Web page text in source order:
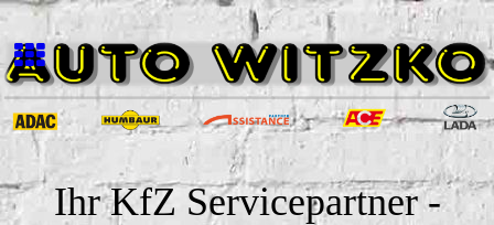
Ihr KfZ Servicepartner -